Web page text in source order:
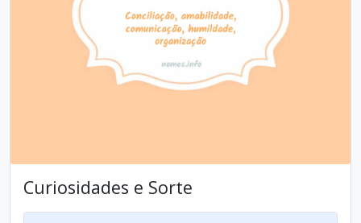
Curiosidades e Sorte